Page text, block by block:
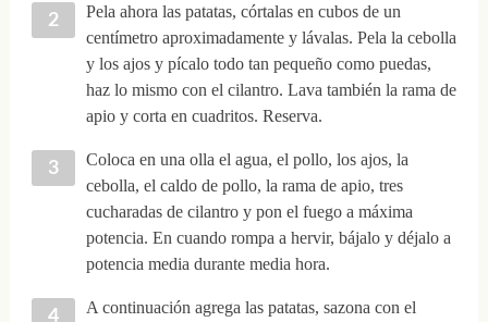
Pela ahora las patatas, córtalas en cubos de un
centímetro aproximadamente y lávalas. Pela la cebolla
y los ajos y pícalo todo tan pequeño como puedas,
haz lo mismo con el cilantro. Lava también la rama de
apio y corta en cuadritos. Reserva.
Coloca en una olla el agua, el pollo, los ajos, la
cebolla, el caldo de pollo, la rama de apio, tres
cucharadas de cilantro y pon el fuego a máxima
potencia. En cuando rompa a hervir, bájalo y déjalo a
potencia media durante media hora.
A continuación agrega las patatas, sazona con el